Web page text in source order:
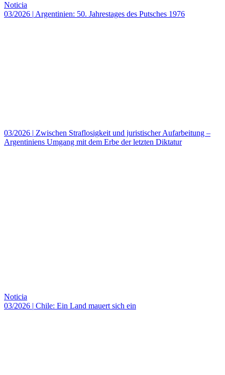
Noticia
03/2026 | Argentinien: 50. Jahrestages des Putsches 1976
03/2026 | Zwischen Straflosigkeit und juristischer Aufarbeitung –
Argentiniens Umgang mit dem Erbe der letzten Diktatur
Noticia
03/2026 | Chile: Ein Land mauert sich ein